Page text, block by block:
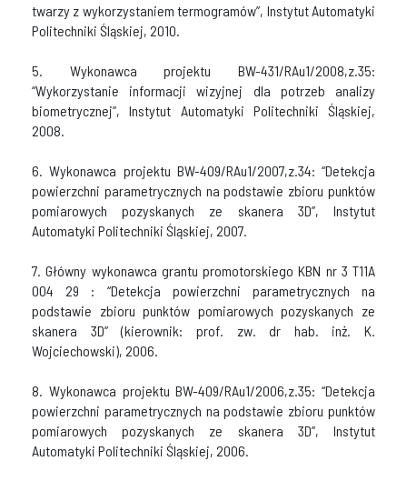
twarzy z wykorzystaniem termogramów”, Instytut Automatyki
Politechniki Śląskiej, 2010.
5. Wykonawca projektu BW-431/RAu1/2008,z.35:
“Wykorzystanie informacji wizyjnej dla potrzeb analizy
biometrycznej”, Instytut Automatyki Politechniki Śląskiej,
2008.
6. Wykonawca projektu BW-409/RAu1/2007,z.34: “Detekcja
powierzchni parametrycznych na podstawie zbioru punktów
pomiarowych pozyskanych ze skanera 3D”, Instytut
Automatyki Politechniki Śląskiej, 2007.
7. Główny wykonawca grantu promotorskiego KBN nr 3 T11A
004 29 : “Detekcja powierzchni parametrycznych na
podstawie zbioru punktów pomiarowych pozyskanych ze
skanera 3D” (kierownik: prof. zw. dr hab. inż. K.
Wojciechowski), 2006.
8. Wykonawca projektu BW-409/RAu1/2006,z.35: “Detekcja
powierzchni parametrycznych na podstawie zbioru punktów
pomiarowych pozyskanych ze skanera 3D”, Instytut
Automatyki Politechniki Śląskiej, 2006.